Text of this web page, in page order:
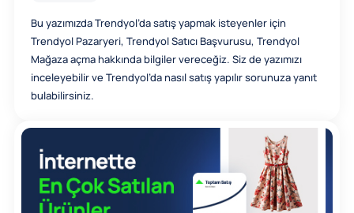
Bu yazımızda Trendyol’da satış yapmak isteyenler için
Trendyol Pazaryeri, Trendyol Satıcı Başvurusu, Trendyol
Mağaza açma hakkında bilgiler vereceğiz. Siz de yazımızı
inceleyebilir ve Trendyol’da nasıl satış yapılır sorunuza yanıt
bulabilirsiniz.